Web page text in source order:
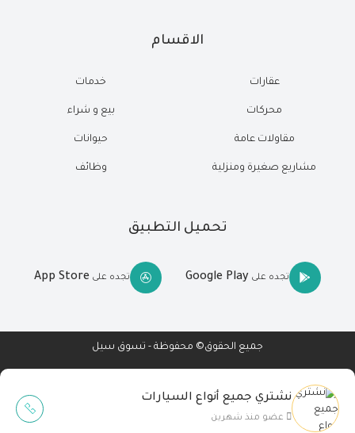
نشتري جميع أنواع السيارات
عضو منذ شهرين
الاقسام
عقارات
محركات
مقاولات عامة
مشاريع صغيرة ومنزلية
خدمات
بيع و شراء
حيوانات
وظائف
تحميل التطبيق
تجده على Google Play تجده على App Store
جميع الحقوق© محفوظة - تسوق سيل